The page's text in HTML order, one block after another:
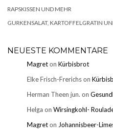
RAPSKISSEN UND MEHR
GURKENSALAT, KARTOFFELGRATIN
NEUESTE KOMMENTARE
Magreton Kürbisbrot
Elke Frisch-Frerichson
Herman Theen jun. on
Helga on Wirsingkohl-
Magreton Johannisbeer-